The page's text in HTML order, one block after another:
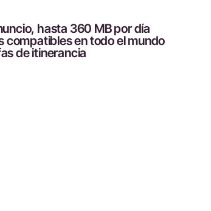
hasta 360 MB por día
compatibles en todo el mundo
de itinerancia